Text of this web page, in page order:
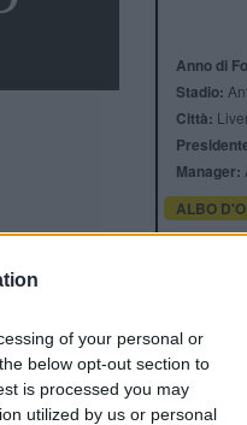
of your personal or
below opt-out section to
is processed you may
utilized by us or personal
Anno di
Stadio:
Città:
Manager:
ALBO
Premier
Coppa